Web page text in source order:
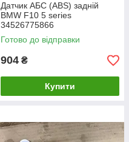
Датчик АБС (ABS) задній
BMW F10 5 series
34526775866
Готово до відправки
904 ₴
Купити